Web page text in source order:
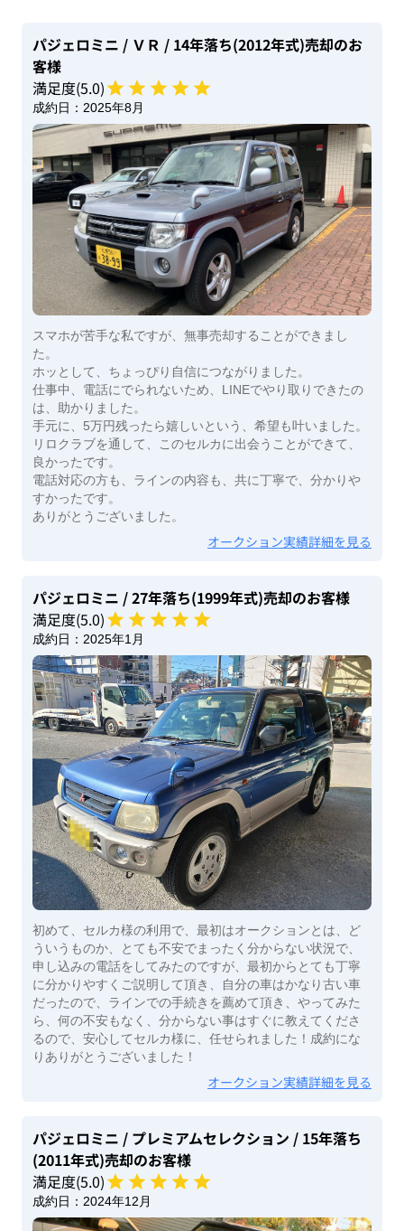
パジェロミニ / ＶＲ / 14年落ち(2012年式)売却のお
客様
満足度(5.0)
成約日： 2025年8月
スマホが苦手な私ですが、無事売却することができまし
た。
ホッとして、ちょっぴり自信につながりました。
仕事中、電話にでられないため、LINEでやり取りできたの
は、助かりました。
手元に、5万円残ったら嬉しいという、希望も叶いました。
リロクラブを通して、このセルカに出会うことができて、
良かったです。
電話対応の方も、ラインの内容も、共に丁寧で、分かりや
すかったです。
ありがとうございました。
オークション実績詳細を見る
パジェロミニ / 27年落ち(1999年式)売却のお客様
満足度(5.0)
成約日： 2025年1月
初めて、セルカ様の利用で、最初はオークションとは、ど
ういうものか、とても不安でまったく分からない状況で、
申し込みの電話をしてみたのですが、最初からとても丁寧
に分かりやすくご説明して頂き、自分の車はかなり古い車
だったので、ラインでの手続きを薦めて頂き、やってみた
ら、何の不安もなく、分からない事はすぐに教えてくださ
るので、安心してセルカ様に、任せられました！成約にな
りありがとうございました！
オークション実績詳細を見る
パジェロミニ / プレミアムセレクション / 15年落ち
(2011年式)売却のお客様
満足度(5.0)
成約日： 2024年12月